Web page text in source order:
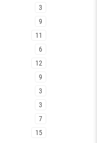
3
9
11
6
12
9
3
3
7
15